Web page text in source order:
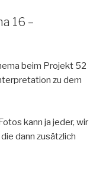
16 –
beim Projekt 52
zu dem
kann ja jeder, wir
dann zusätzlich